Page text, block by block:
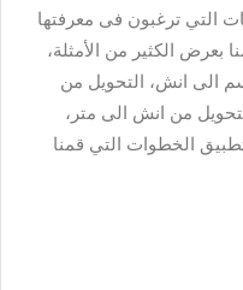
التي ترغبون فى معرفتها
الكثير من الأمثلة،
الى انش، التحويل من
من انش الى متر،
الخطوات التي قمنا